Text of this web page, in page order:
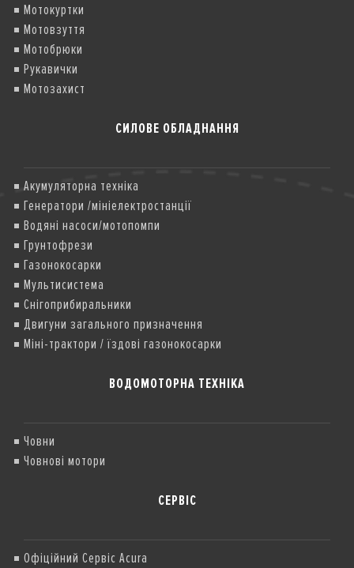
Мотокуртки
Мотовзуття
Мотобрюки
Рукавички
Мотозахист
СИЛОВЕ ОБЛАДНАННЯ
Акумуляторна техніка
Генератори /мініелектростанції
Водяні насоси/мотопомпи
Грунтофрези
Газонокосарки
Мультисистема
Снігоприбиральники
Двигуни загального призначення
Міні-трактори / їздові газонокосарки
ВОДОМОТОРНА ТЕХНІКА
Човни
Човнові мотори
СЕРВІС
Офіційний Сервіс Acura